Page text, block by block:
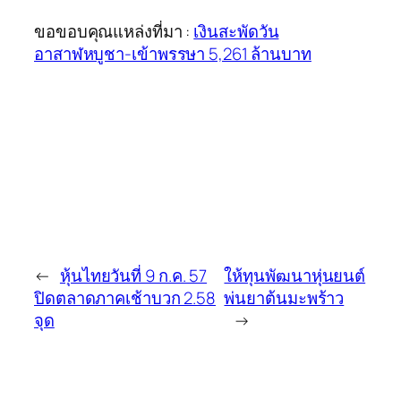
ขอขอบคุณแหล่งที่มา : เงินสะพัดวัน
อาสาฬหบูชา-เข้าพรรษา 5,261 ล้านบาท
← หุ้นไทยวันที่ 9 ก.ค. 57
ปิดตลาดภาคเช้าบวก 2.58
จุด
ให้ทุนพัฒนาหุ่นยนต์
พ่นยาต้นมะพร้าว
→